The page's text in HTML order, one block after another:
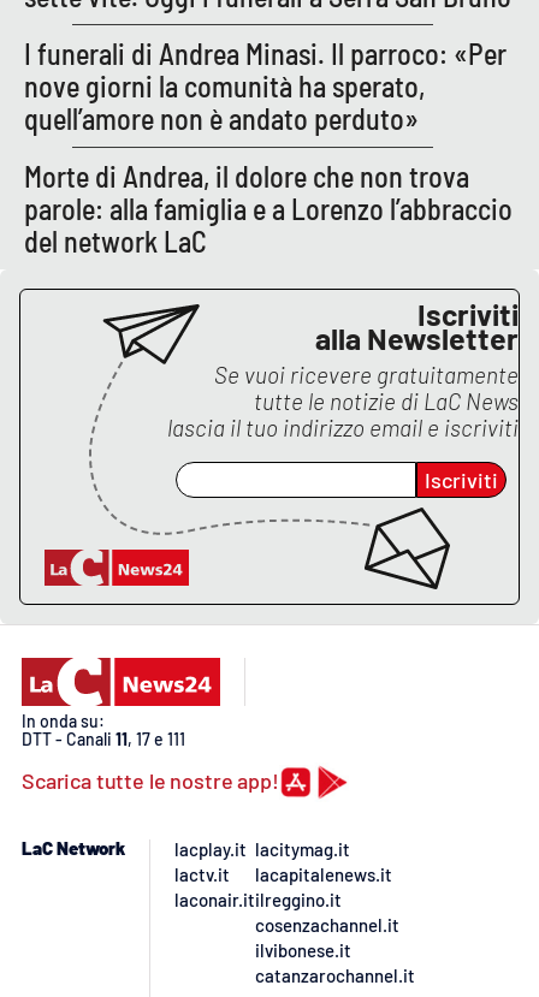
EDIZIONI
LOCALI
Catanzaro
Crotone
Vibo Valentia
Reggio Calabria
Cosenza
Lamezia Terme
PROGETTI
SPECIALI
Buona Sanità Calabria
LA
Destinazioni
Eventi
Food
Storie
I funerali di Andrea Minasi. Il parroco: «Per
nove giorni la comunità ha sperato,
quell’amore non è andato perduto»
Morte di Andrea, il dolore che non trova
parole: alla famiglia e a Lorenzo l’abbraccio
del network LaC
Iscriviti
alla Newsletter
Se vuoi ricevere gratuitamente
tutte le notizie di LaC News
lascia il tuo indirizzo email e iscriviti
Iscriviti
In onda su:
DTT - Canali 11, 17 e 111
Scarica tutte le nostre app!
LaC Network
lacplay.it
lactv.it
laconair.it
lacitymag.it
lacapitalenews.it
ilreggino.it
cosenzachannel.it
ilvibonese.it
catanzarochannel.it